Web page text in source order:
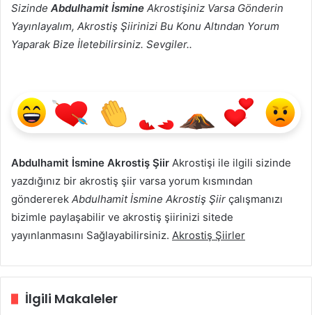
Sizinde Abdulhamit İsmine Akrostişiniz Varsa Gönderin
Yayınlayalım, Akrostiş Şiirinizi Bu Konu Altından Yorum
Yaparak Bize İletebilirsiniz. Sevgiler..
Abdulhamit İsmine Akrostiş Şiir Akrostişi ile ilgili sizinde
yazdığınız bir akrostiş şiir varsa yorum kısmından
göndererek Abdulhamit İsmine Akrostiş Şiir çalışmanızı
bizimle paylaşabilir ve akrostiş şiirinizi sitede
yayınlanmasını Sağlayabilirsiniz. Akrostiş Şiirler
İlgili Makaleler